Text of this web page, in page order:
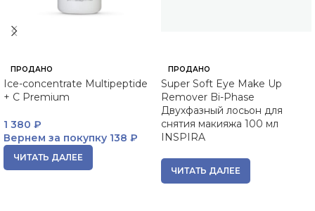
ПРОДАНО
Ice-concentrate Multipeptide
+ C Premium
1 380 ₽
Вернем за покупку 138 ₽
ЧИТАТЬ ДАЛЕЕ
ПРОДАНО
Super Soft Eye Make Up
Remover Bi-Phase
Двухфазный лосьон для
снятия макияжа 100 мл
INSPIRA
ЧИТАТЬ ДАЛЕЕ